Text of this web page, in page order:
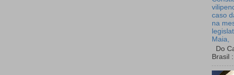
caso
na
Maia,
Do
Brasil :